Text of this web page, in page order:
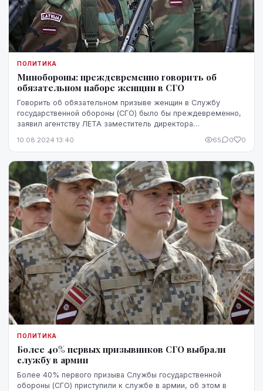
ПОЛИТИКА
Минобороны: преждевременно говорить об
обязательном наборе женщин в СГО
Говорить об обязательном призыве женщин в Службу
государственной обороны (СГО) было бы преждевременно,
заявил агентству ЛЕТА заместитель директора
10.08.2024 13:40 65 0 0
ПОЛИТИКА
Более 40% первых призывников СГО выбрали
службу в армии
Более 40% первого призыва Службы государственной
обороны (СГО) приступили к службе в армии, об этом в